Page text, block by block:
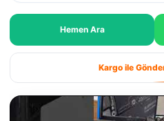
Hemen Ara
Kargo ile